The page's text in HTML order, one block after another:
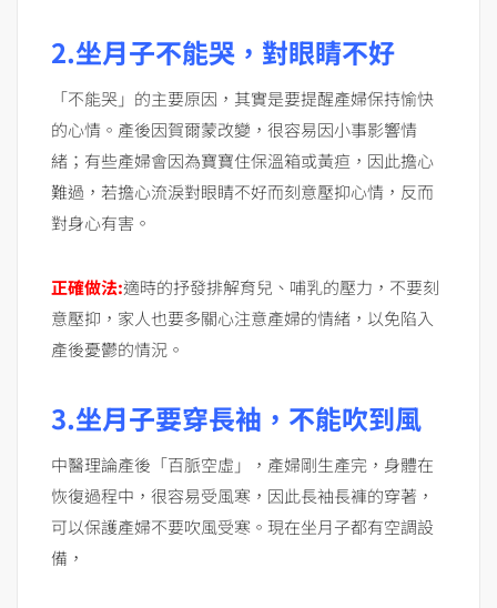
2.坐月子不能哭，對眼睛不好
「不能哭」的主要原因，其實是要提醒產婦保持愉快
的心情。產後因賀爾蒙改變，很容易因小事影響情
緒；有些產婦會因為寶寶住保溫箱或黃疸，因此擔心
難過，若擔心流淚對眼睛不好而刻意壓抑心情，反而
對身心有害。
正確做法:適時的抒發排解育兒、哺乳的壓力，不要刻
意壓抑，家人也要多關心注意產婦的情緒，以免陷入
產後憂鬱的情況。
3.坐月子要穿長袖，不能吹到風
中醫理論產後「百脈空虛」，產婦剛生產完，身體在
恢復過程中，很容易受風寒，因此長袖長褲的穿著，
可以保護產婦不要吹風受寒。現在坐月子都有空調設
備，